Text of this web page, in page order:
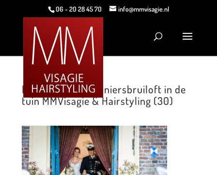
06 - 20 28 45 70 info@mmvisagie.nl
Romantische mariniersbruiloft in de
tuin MMVisagie & Hairstyling (30)